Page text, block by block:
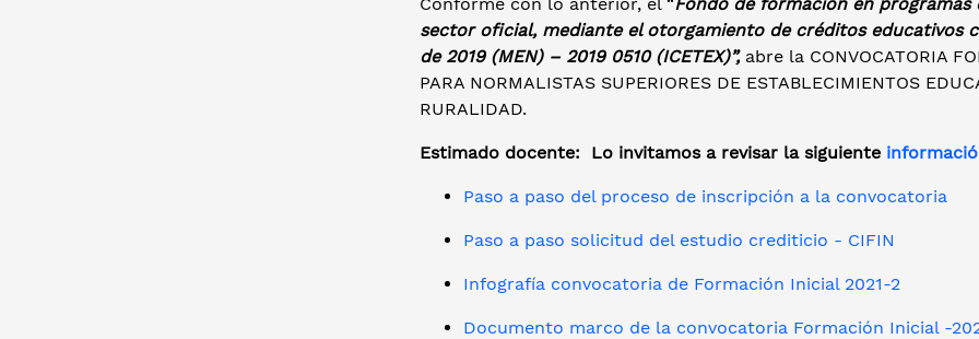
sector oficial, mediante el otorgamiento de créditos educativos
de 2019 (MEN) – 2019 0510 (ICETEX)”, abre la CONVOCATORIA
PARA NORMALISTAS SUPERIORES DE ESTABLECIMIENTOS
RURALIDAD.
Estimado docente: Lo invitamos a revisar la siguiente
Paso a paso del proceso de inscripción a la convocatoria
Paso a paso solicitud del estudio crediticio - CIFIN
Infografía convocatoria de Formación Inicial 2021-2
Documento marco de la convocatoria Formación Inicial -